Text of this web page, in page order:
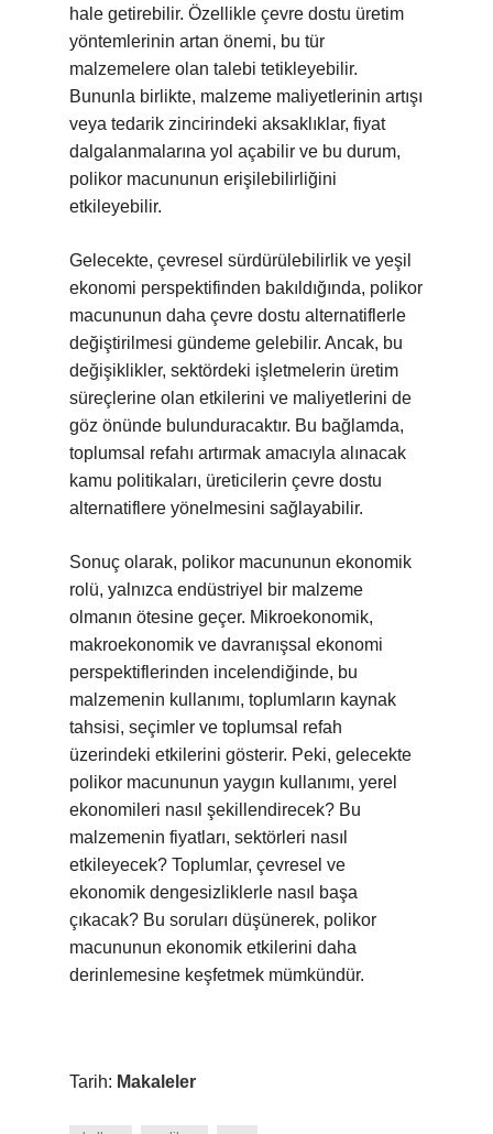
hale getirebilir. Özellikle çevre dostu üretim
yöntemlerinin artan önemi, bu tür
malzemelere olan talebi tetikleyebilir.
Bununla birlikte, malzeme maliyetlerinin artışı
veya tedarik zincirindeki aksaklıklar, fiyat
dalgalanmalarına yol açabilir ve bu durum,
polikor macununun erişilebilirliğini
etkileyebilir.
Gelecekte, çevresel sürdürülebilirlik ve yeşil
ekonomi perspektifinden bakıldığında, polikor
macununun daha çevre dostu alternatiflerle
değiştirilmesi gündeme gelebilir. Ancak, bu
değişiklikler, sektördeki işletmelerin üretim
süreçlerine olan etkilerini ve maliyetlerini de
göz önünde bulunduracaktır. Bu bağlamda,
toplumsal refahı artırmak amacıyla alınacak
kamu politikaları, üreticilerin çevre dostu
alternatiflere yönelmesini sağlayabilir.
Sonuç olarak, polikor macununun ekonomik
rolü, yalnızca endüstriyel bir malzeme
olmanın ötesine geçer. Mikroekonomik,
makroekonomik ve davranışsal ekonomi
perspektiflerinden incelendiğinde, bu
malzemenin kullanımı, toplumların kaynak
tahsisi, seçimler ve toplumsal refah
üzerindeki etkilerini gösterir. Peki, gelecekte
polikor macununun yaygın kullanımı, yerel
ekonomileri nasıl şekillendirecek? Bu
malzemenin fiyatları, sektörleri nasıl
etkileyecek? Toplumlar, çevresel ve
ekonomik dengesizliklerle nasıl başa
çıkacak? Bu soruları düşünerek, polikor
macununun ekonomik etkilerini daha
derinlemesine keşfetmek mümkündür.
Tarih: Makaleler